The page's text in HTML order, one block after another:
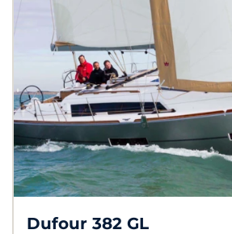
Dufour 382 GL